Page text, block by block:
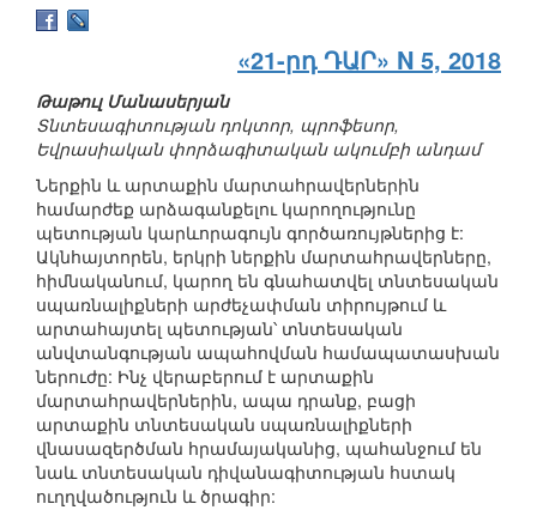
«21-րդ ԴԱՐ» N 5, 2018
Թաթուլ Մանասերյան
Տնտեսագիտության դոկտոր, պրոֆեսոր,
Եվրասիական փորձագիտական ակումբի անդամ
Ներքին և արտաքին մարտահրավերներին
համարժեք արձագանքելու կարողությունը
պետության կարևորագույն գործառույթներից է:
Ակնհայտորեն, երկրի ներքին մարտահրավերները,
հիմնականում, կարող են գնահատվել տնտեսական
սպառնալիքների արժեչափման տիրույթում և
արտահայտել պետության՝ տնտեսական
անվտանգության ապահովման համապատասխան
ներուժը: Ինչ վերաբերում է արտաքին
մարտահրավերներին, ապա դրանք, բացի
արտաքին տնտեսական սպառնալիքների
վնասազերծման հրամայականից, պահանջում են
նաև տնտեսական դիվանագիտության հստակ
ուղղվածություն և ծրագիր: